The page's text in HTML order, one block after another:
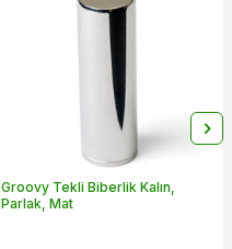
Groovy Tekli Biberlik Kalın,
Parlak, Mat